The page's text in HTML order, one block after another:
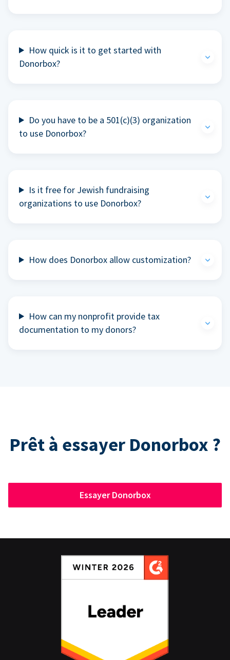
How quick is it to get started with
Donorbox?
Do you have to be a 501(c)(3) organization
to use Donorbox?
Is it free for Jewish fundraising
organizations to use Donorbox?
How does Donorbox allow customization?
How can my nonprofit provide tax
documentation to my donors?
Prêt à essayer Donorbox ?
Essayer Donorbox